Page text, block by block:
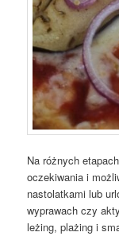
Na różnych
oczekiwania i
nastolatkami lub
wyprawach czy
leżing, plażing i